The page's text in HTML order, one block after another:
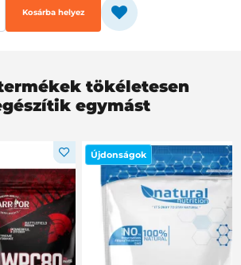
Kosárba helyez
tökéletesen
egymást
Újdonságok